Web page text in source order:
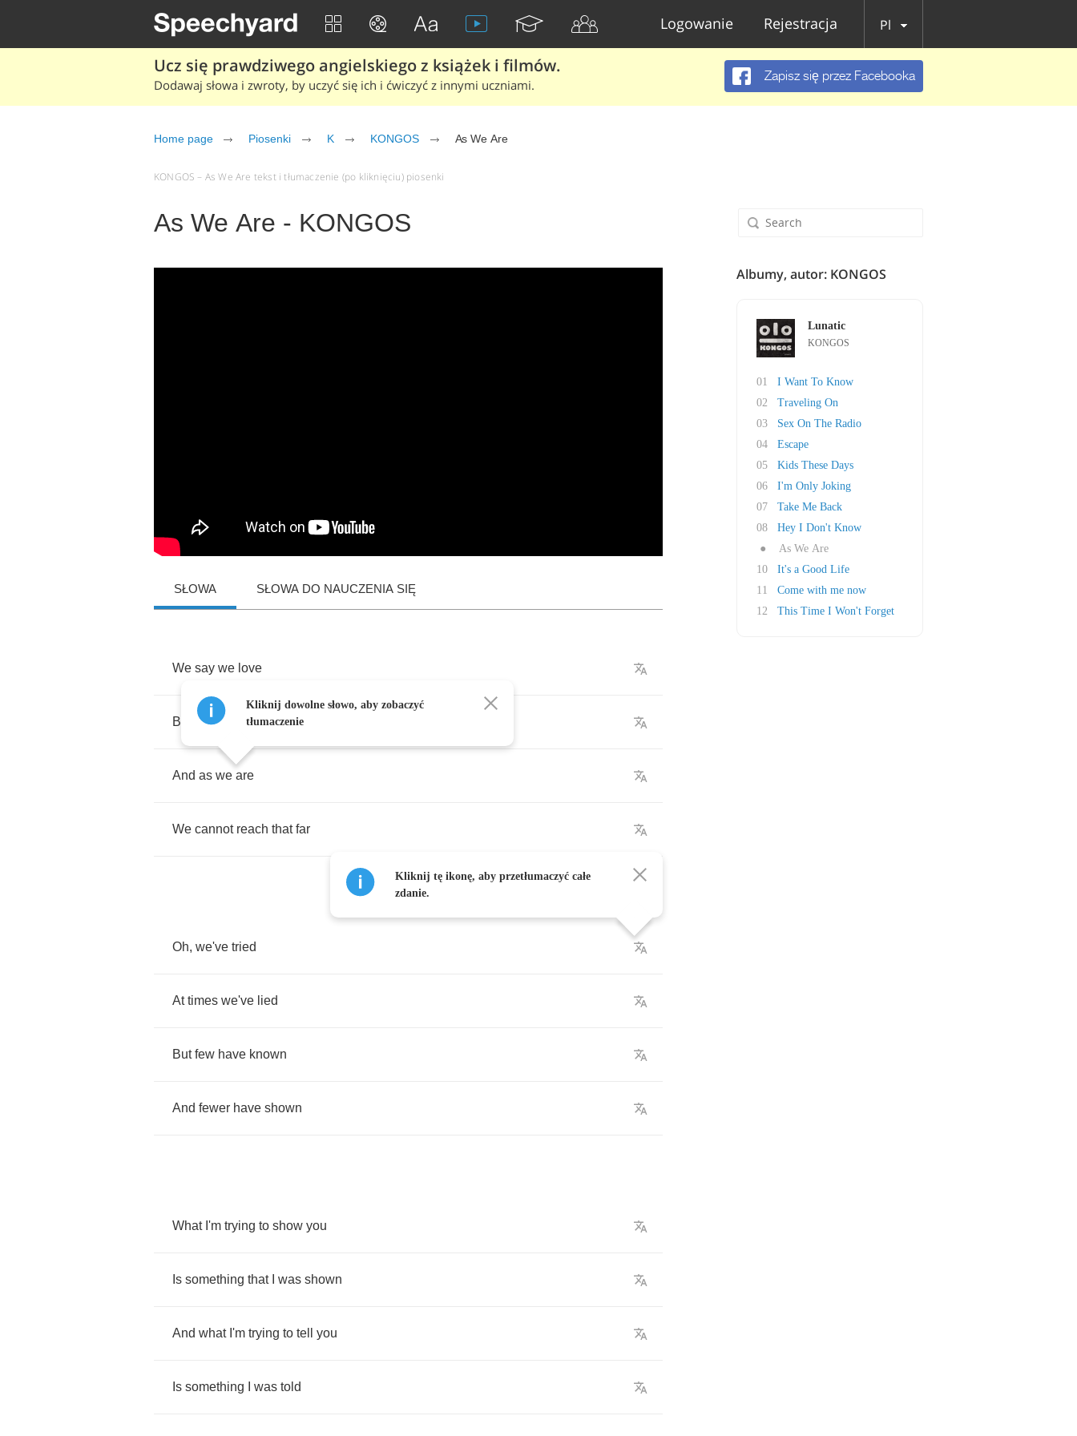
Logowanie Rejestracja Pl
Ucz się prawdziwego angielskiego z książek i filmów.
Dodawaj słowa i zwroty, by uczyć się ich i ćwiczyć z innymi uczniami.
Zapisz się przez Facebooka
Home page Piosenki K KONGOS As We Are
KONGOS – As We Are tekst i tłumaczenie (po kliknięciu) piosenki
As We Are - KONGOS
SŁOWA SŁOWA DO NAUCZENIA SIĘ
We say we love
But don't know how
And as we are
We cannot reach that far
Oh, we've tried
At times we've lied
But few have known
And fewer have shown
What I'm trying to show you
Is something that was shown
And what I'm trying to tell you
Is something was told
Kliknij dowolne słowo, aby zobaczyć
tłumaczenie
Kliknij tę ikonę, aby przetłumaczyć całe
zdanie.
Albumy, autor: KONGOS
Lunatic
KONGOS
01
I Want To Know
02
Traveling On
03
Sex On The Radio
04
Escape
05
Kids These Days
06
I'm Only Joking
07
Take Me Back
08
Hey I Don't Know
●
As We Are
10
It's a Good Life
11
Come with me now
12
This Time I Won't Forget